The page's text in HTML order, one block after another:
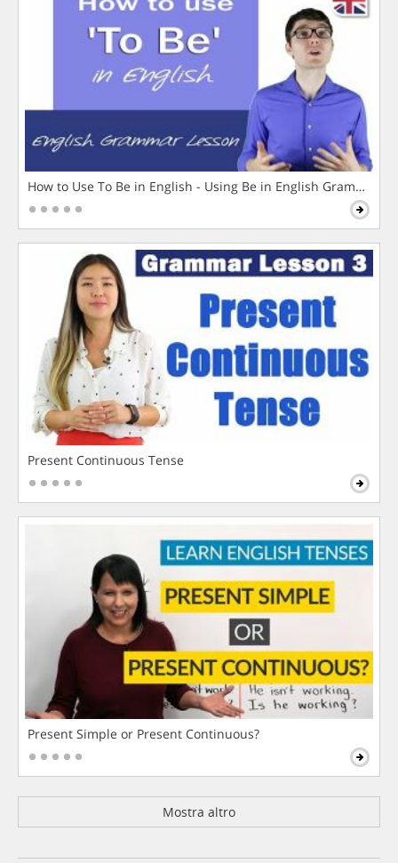
How to Use To Be in English - Using Be in English Grammar
Present Continuous Tense
Present Simple or Present Continuous?
Mostra altro